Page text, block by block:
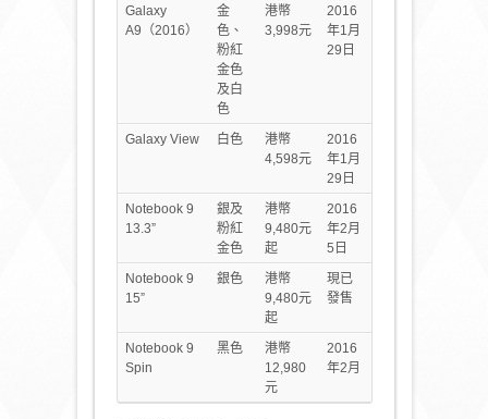
Galaxy
A9（2016）
金
色、
粉紅
金色
及白
色
港幣
3,998元
2016
年1月
29日
Galaxy View 白色
港幣
4,598元
2016
年1月
29日
Notebook 9
13.3”
銀及
粉紅
金色
港幣
9,480元
起
2016
年2月
5日
Notebook 9
15”
銀色
港幣
9,480元
起
現已
發售
Notebook 9
Spin
黑色
港幣
12,980
元
2016
年2月